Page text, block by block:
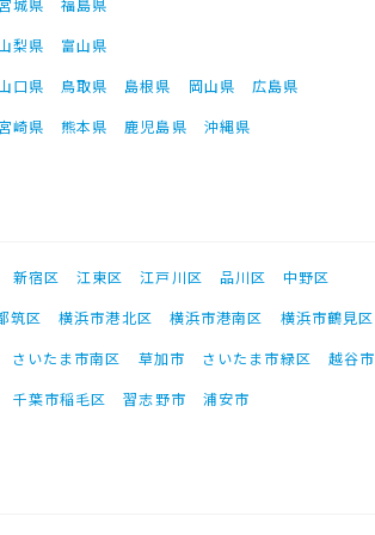
城県
福島県
梨県
富山県
口県
鳥取県 島根県 岡山県
広島県
崎県
熊本県 鹿児島県 沖縄県
新宿区 江東区 江戸川区 品川区
中野区
筑区
横浜市港北区 横浜市港南区 横浜市鶴見区
さいたま市南区
草加市 さいたま市緑区
越谷市
千葉市稲毛区
習志野市 浦安市